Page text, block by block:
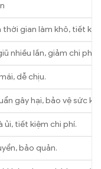
thời gian làm khô, tiết
nhiều lần, giảm chi phí
dễ chịu.
gây hại, bảo vệ sức
ủi, tiết kiệm chi phí.
bảo quản.